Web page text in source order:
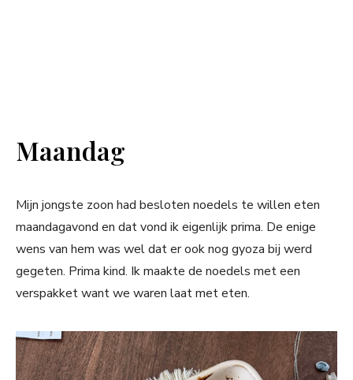
Maandag
Mijn jongste zoon had besloten noedels te willen eten
maandagavond en dat vond ik eigenlijk prima. De enige
wens van hem was wel dat er ook nog gyoza bij werd
gegeten. Prima kind. Ik maakte de noedels met een
verspakket want we waren laat met eten.